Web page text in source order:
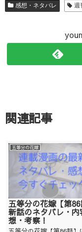
感想・ネタバレ 週
関連記事
五等分の花嫁
五等分の花嫁【第
新話のネタバレ・内
想・考察！